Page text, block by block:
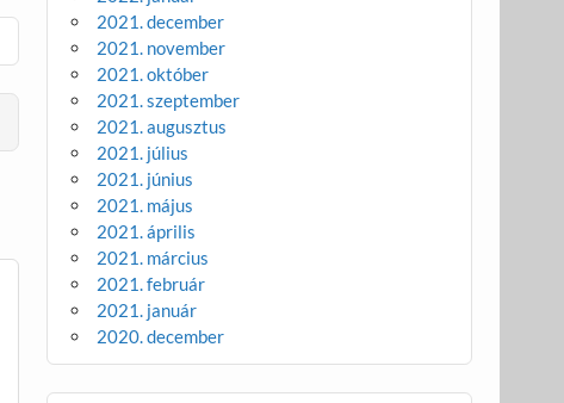
2021. december
2021. november
2021. október
2021. szeptember
2021. augusztus
2021. július
2021. június
2021. május
2021. április
2021. március
2021. február
2021. január
2020. december